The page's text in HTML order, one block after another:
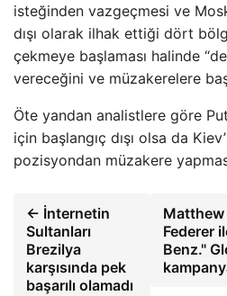
isteğinden vazgeçmesi ve
dışı olarak ilhak ettiği dört
çekmeye başlaması halinde
vereceğini ve müzakerelere
Öte yandan analistlere göre
için başlangıç ​​dışı olsa da
pozisyondan müzakere
← İnternetin
Sultanları
Brezilya
karşısında pek
başarılı olamadı
Matthew
Federer
Benz."